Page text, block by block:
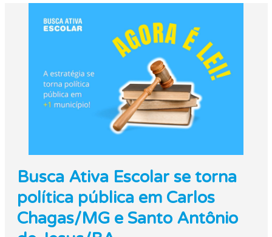
Busca Ativa Escolar se torna
política pública em Carlos
Chagas/MG e Santo Antônio